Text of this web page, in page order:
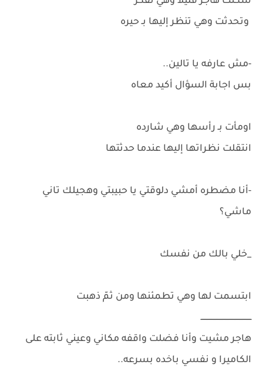
وتحدثت وهي تنظر إليها بـ حيره
-مش عارفه يا تالين..
بس اجابة السؤال أكيد معاه
اومأت بـ رأسها وهي شارده
انتقلت نظراتها إليها عندما حدثتها
-أنا مضطره أمشي دلوقتي يا حبيبتي وهجيلك تاني
ماشي؟
_خلي بالك من نفسك
ابتسمت لها وهي تطمئنها ومن ثمّ ذهبت
ـــــــــــــــــــــــــــــــــــــــــــ
هاجر مشيت وأنا فضلت واقفه مكاني وعيني ثابته على
الكاميرا و نفسي باخده بسرعه..